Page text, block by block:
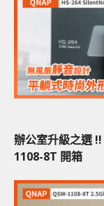
辦公室升級之選
1108-8T 開箱